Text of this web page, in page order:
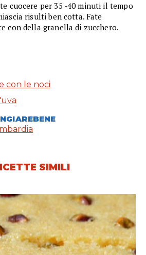
cuocere per 35 -40 minuti il tempo
risulti ben cotta. Fate
con della granella di zucchero.
con le noci
SIMILI